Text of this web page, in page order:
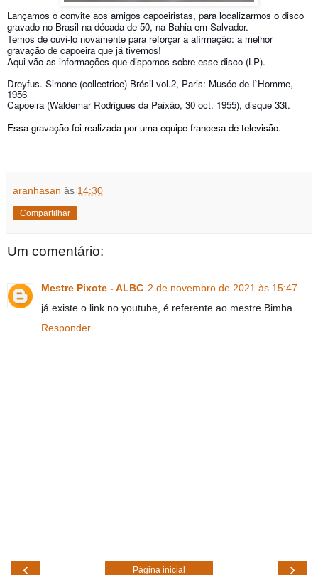
Lançamos o convite aos amigos capoeiristas, para localizarmos o disco
gravado no Brasil na década de 50, na Bahia em Salvador.
Temos de ouvi-lo novamente para reforçar a afirmação: a melhor
gravação de capoeira que já tivemos!
Aqui vão as informações que dispomos sobre esse disco (LP).
Dreyfus. Simone (collectrice) Brésil vol.2, Paris: Musée de I`Homme,
1956
Capoeira (Waldemar Rodrigues da Paixão, 30 oct. 1955), disque 33t.
Essa gravação foi realizada por uma equipe francesa de televisão.
aranhasan às 14:30
Compartilhar
Um comentário:
Mestre Pixote - ALBC 2 de novembro de 2021 às 15:47
já existe o link no youtube, é referente ao mestre Bimba
Responder
‹ ›
Página inicial